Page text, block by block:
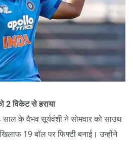
विकेट से हराया
साल के वैभव सूर्यवंशी ने सोमवार को साउथ
19 बॉल पर फिफ्टी बनाई। उन्होंने